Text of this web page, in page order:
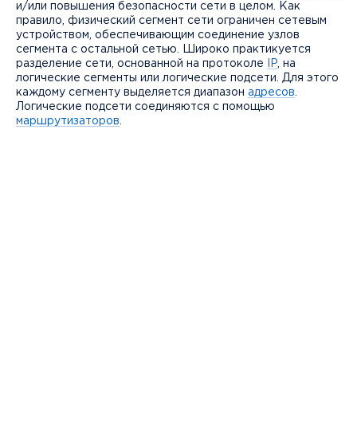
и/или повышения безопасности сети в целом. Как
правило, физический сегмент сети ограничен сетевым
устройством, обеспечивающим соединение узлов
сегмента с остальной сетью. Широко практикуется
разделение сети, основанной на протоколе
IP , на
логические сегменты или логические подсети. Для этого
каждому сегменту выделяется диапазон адресов
Логические подсети соединяются с помощью
маршрутизаторов